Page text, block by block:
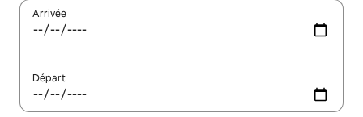
Arrivée
Départ